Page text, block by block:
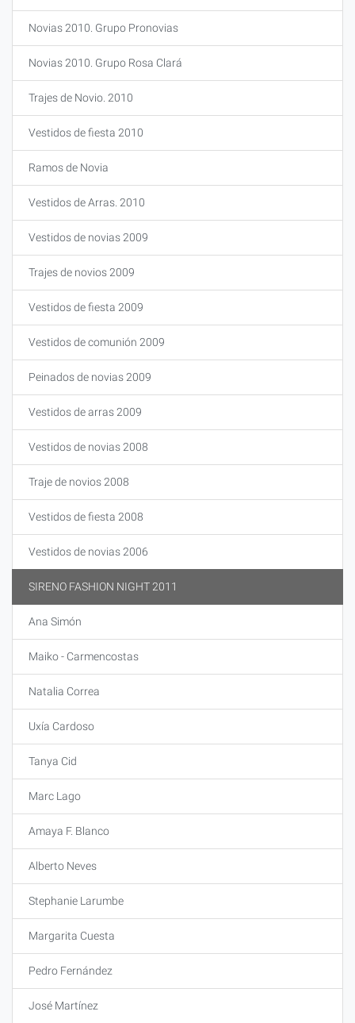
Novias 2010. Grupo Pronovias
Novias 2010. Grupo Rosa Clará
Trajes de Novio. 2010
Vestidos de fiesta 2010
Ramos de Novia
Vestidos de Arras. 2010
Vestidos de novias 2009
Trajes de novios 2009
Vestidos de fiesta 2009
Vestidos de comunión 2009
Peinados de novias 2009
Vestidos de arras 2009
Vestidos de novias 2008
Traje de novios 2008
Vestidos de fiesta 2008
Vestidos de novias 2006
SIRENO FASHION NIGHT 2011
Ana Simón
Maiko - Carmencostas
Natalia Correa
Uxía Cardoso
Tanya Cid
Marc Lago
Amaya F. Blanco
Alberto Neves
Stephanie Larumbe
Margarita Cuesta
Pedro Fernández
José Martínez